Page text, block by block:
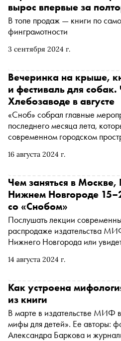
получивших литературное
Вия, Франкенштейна, Дракулу.
Вдовин размышляет, что
вампира, какие человеческие
литературные чудовища и есть
3 сентября 2024 г.
вырос впервые за
В топе продаж — книги по
финграмотности
16 августа 2024 г.
Вечеринка на крыше,
и фестиваль для собак.
Хлебозаводе в августе
«Сноб» собрал главные
последнего месяца лета,
современном городском
14 августа 2024 г.
Чем заняться в Москве,
Нижнем Новгороде
со «Снобом»
Послушать лекции
распродаже издательства
Нижнего Новгорода или
куда сходить на ближайшей
Как устроена
из книги
В марте в издательстве МИФ
мифы для детей». Ее авторы:
Александра Баркова и